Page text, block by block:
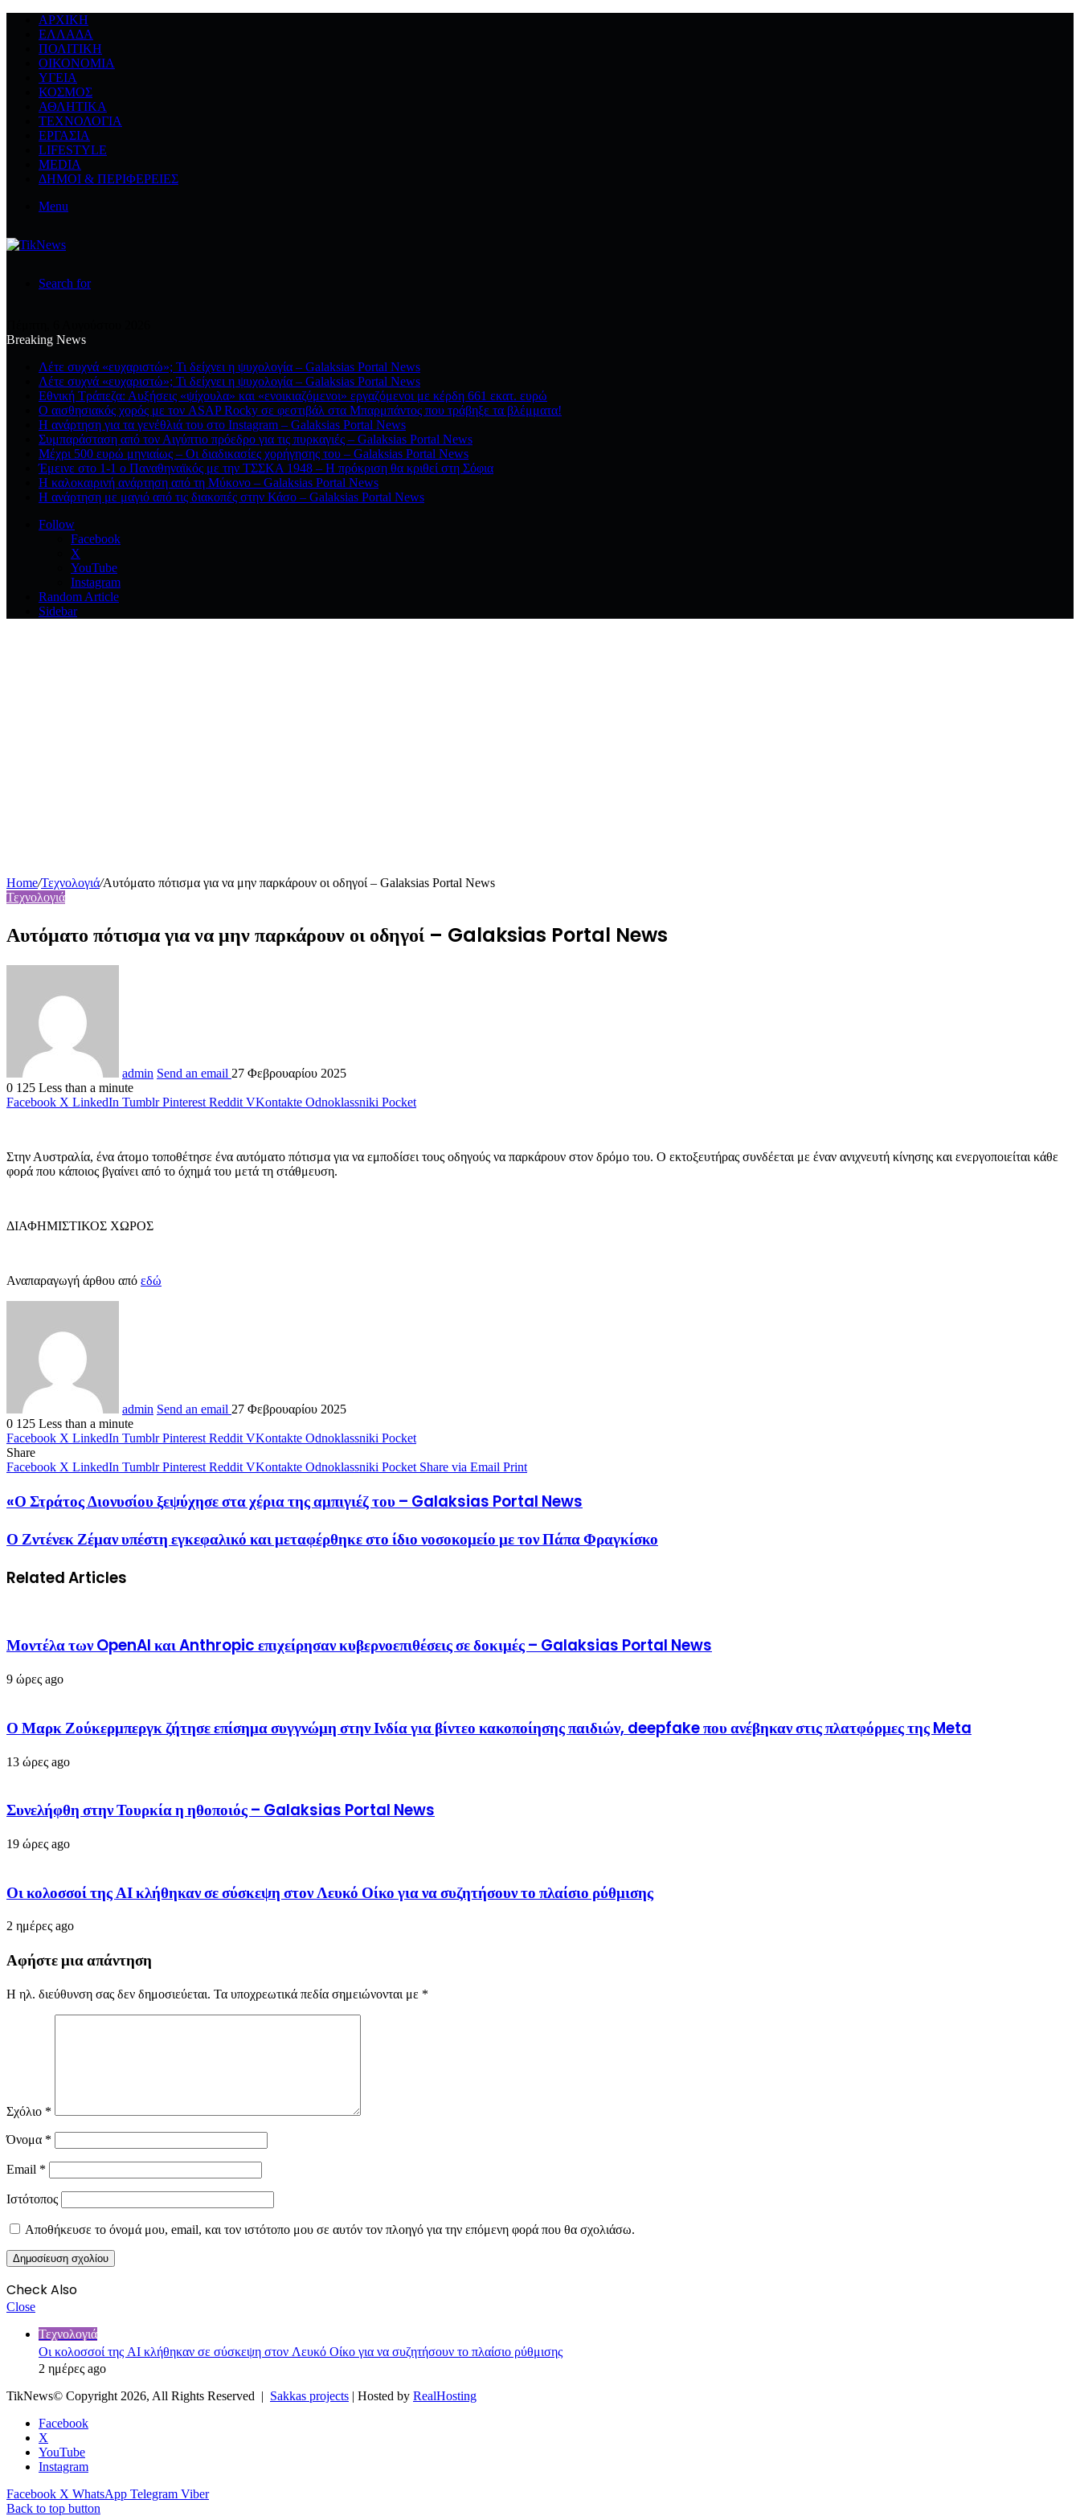
ΑΡΧΙΚΉ
ΕΛΛΆΔΑ
ΠΟΛΙΤΙΚΉ
ΟΙΚΟΝΟΜΊΑ
ΥΓΕΊΑ
ΚΌΣΜΟΣ
ΑΘΛΗΤΙΚΆ
ΤΕΧΝΟΛΟΓΙΆ
ΕΡΓΑΣΊΑ
LIFESTYLE
MEDIA
ΔΉΜΟΙ & ΠΕΡΙΦΈΡΕΙΕΣ
Menu
Search for
Breaking News
Λέτε συχνά «ευχαριστώ»; Τι δείχνει η ψυχολογία – Galaksias Portal News
Λέτε συχνά «ευχαριστώ»; Τι δείχνει η ψυχολογία – Galaksias Portal News
Εθνική Τράπεζα: Αυξήσεις «ψίχουλα» και «ενοικιαζόμενοι» εργαζόμενοι με κέρδη 661 εκατ. ευρώ
Ο αισθησιακός χορός με τον ASAP Rocky σε φεστιβάλ στα Μπαρμπάντος που τράβηξε τα βλέμματα!
Η ανάρτηση για τα γενέθλιά του στο Instagram – Galaksias Portal News
Συμπαράσταση από τον Αιγύπτιο πρόεδρο για τις πυρκαγιές – Galaksias Portal News
Μέχρι 500 ευρώ μηνιαίως – Οι διαδικασίες χορήγησης του – Galaksias Portal News
Έμεινε στο 1-1 ο Παναθηναϊκός με την ΤΣΣΚΑ 1948 – Η πρόκριση θα κριθεί στη Σόφια
Η καλοκαιρινή ανάρτηση από τη Μύκονο – Galaksias Portal News
Η ανάρτηση με μαγιό από τις διακοπές στην Κάσο – Galaksias Portal News
Follow
Facebook
X
YouTube
Instagram
Random Article
Sidebar
Home/Τεχνολογιά/Αυτόματο πότισμα για να μην παρκάρουν οι οδηγοί – Galaksias Portal News
Τεχνολογιά
Αυτόματο πότισμα για να μην παρκάρουν οι οδηγοί – Galaksias Portal News
admin Send an email 27 Φεβρουαρίου 2025
0 125 Less than a minute
Facebook X LinkedIn Tumblr Pinterest Reddit VKontakte Odnoklassniki Pocket
Στην Αυστραλία, ένα άτομο τοποθέτησε ένα αυτόματο πότισμα για να εμποδίσει τους οδηγούς να παρκάρουν στον δρόμο του. Ο εκτοξευτήρας συνδέεται με έναν ανιχνευτή κίνησης και ενεργοποιείται κάθε
φορά που κάποιος βγαίνει από το όχημά του μετά τη στάθμευση.
ΔΙΑΦΗΜΙΣΤΙΚΟΣ ΧΩΡΟΣ
Αναπαραγωγή άρθου από εδώ
admin Send an email 27 Φεβρουαρίου 2025
0 125 Less than a minute
Facebook X LinkedIn Tumblr Pinterest Reddit VKontakte Odnoklassniki Pocket
Share
Facebook X LinkedIn Tumblr Pinterest Reddit VKontakte Odnoklassniki Pocket Share via Email Print
«Ο Στράτος Διονυσίου ξεψύχησε στα χέρια της αμπιγιέζ του – Galaksias Portal News
Ο Ζντένεκ Ζέμαν υπέστη εγκεφαλικό και μεταφέρθηκε στο ίδιο νοσοκομείο με τον Πάπα Φραγκίσκο
Related Articles
Μοντέλα των OpenAI και Anthropic επιχείρησαν κυβερνοεπιθέσεις σε δοκιμές – Galaksias Portal News
9 ώρες ago
Ο Μαρκ Ζούκερμπεργκ ζήτησε επίσημα συγγνώμη στην Ινδία για βίντεο κακοποίησης παιδιών, deepfake που ανέβηκαν στις πλατφόρμες της Meta
13 ώρες ago
Συνελήφθη στην Τουρκία η ηθοποιός – Galaksias Portal News
19 ώρες ago
Οι κολοσσοί της ΑΙ κλήθηκαν σε σύσκεψη στον Λευκό Οίκο για να συζητήσουν το πλαίσιο ρύθμισης
2 ημέρες ago
Αφήστε μια απάντηση
Η ηλ. διεύθυνση σας δεν δημοσιεύεται. Τα υποχρεωτικά πεδία σημειώνονται με *
Σχόλιο *
Όνομα *
Email *
Ιστότοπος
Αποθήκευσε το όνομά μου, email, και τον ιστότοπο μου σε αυτόν τον πλοηγό για την επόμενη φορά που θα σχολιάσω.
Check Also
Close
Τεχνολογιά
Οι κολοσσοί της ΑΙ κλήθηκαν σε σύσκεψη στον Λευκό Οίκο για να συζητήσουν το πλαίσιο ρύθμισης
2 ημέρες ago
TikNews© Copyright 2026, All Rights Reserved | Sakkas projects | Hosted by RealHosting
Facebook
X
YouTube
Instagram
Facebook X WhatsApp Telegram Viber
Back to top button